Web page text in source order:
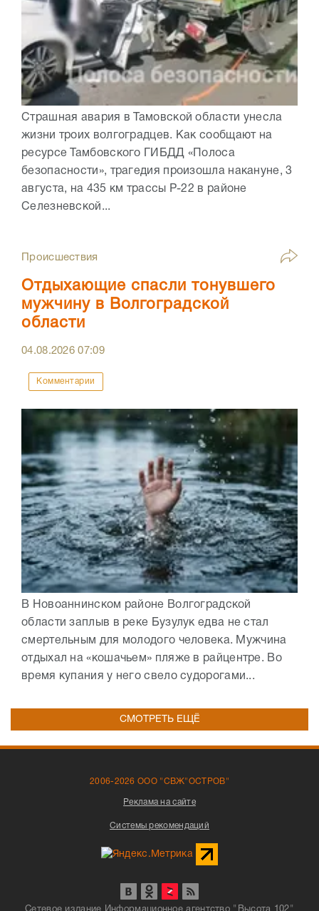
Страшная авария в Тамовской области унесла
жизни троих волгоградцев. Как сообщают на
ресурсе Тамбовского ГИБДД «Полоса
безопасности», трагедия произошла накануне, 3
августа, на 435 км трассы Р-22 в районе
Селезневской...
Происшествия
Отдыхающие спасли тонувшего
мужчину в Волгоградской
области
04.08.202607:09
Комментарии
В Новоаннинском районе Волгоградской
области заплыв в реке Бузулук едва не стал
смертельным для молодого человека. Мужчина
отдыхал на «кошачьем» пляже в райцентре. Во
время купания у него свело судорогами...
СМОТРЕТЬ ЕЩЁ
2006-2026 ООО "СВЖ"ОСТРОВ"
Реклама на сайте
Системы рекомендаций
Сетевое издание Информационное агентство "Высота 102"